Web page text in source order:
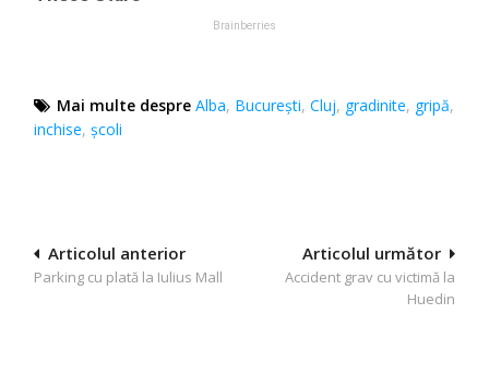
Mai multe despre Alba, București,Cluj, gradinite, gripă,
inchise,școli
Navigare
în
Articolul următor
Accident grav cu victimă la
Huedin
Articolul anterior
Parking cu plată la Iulius Mall